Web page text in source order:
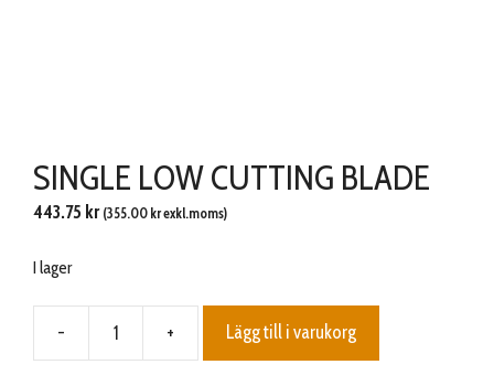
SINGLE LOW CUTTING BLADE
443.75 kr (355.00 krexkl.moms)
I lager
-
SINGLE
+ Lägg till i varukorg